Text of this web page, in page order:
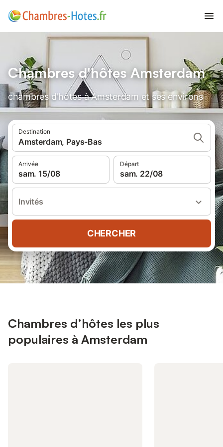
Chambres d'hôtes Amsterdam
chambres d'hôtes à Amsterdam et ses environs
Destination
Amsterdam, Pays-Bas
Arrivée
sam. 15/08
Départ
sam. 22/08
Invités
CHERCHER
Chambres d’hôtes les plus
populaires à Amsterdam